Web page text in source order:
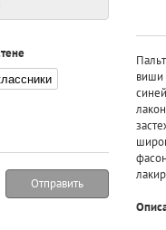
Отправить
виши